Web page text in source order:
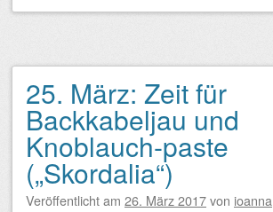
25. März: Zeit für
Backkabeljau und
Knoblauch-paste
(„Skordalia“)
Veröffentlicht am 26. März 2017von ioanna